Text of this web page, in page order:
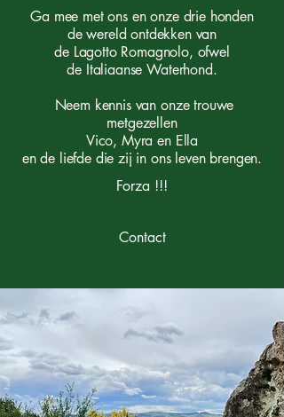
Ga mee met ons en onze drie honden
de wereld ontdekken van
de Lagotto Romagnolo, ofwel
de Italiaanse Waterhond.
Neem kennis van onze trouwe
metgezellen
Vico, Myra en Ella
en de liefde die zij in ons leven brengen.
Forza !!!
Contact